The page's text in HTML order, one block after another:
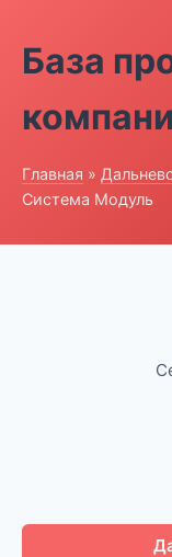
База
Главная »
Система Модуль